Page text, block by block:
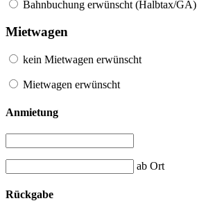
Bahnbuchung erwünscht (Halbtax/GA)
Mietwagen
kein Mietwagen erwünscht
Mietwagen erwünscht
Anmietung
ab Ort
Rückgabe